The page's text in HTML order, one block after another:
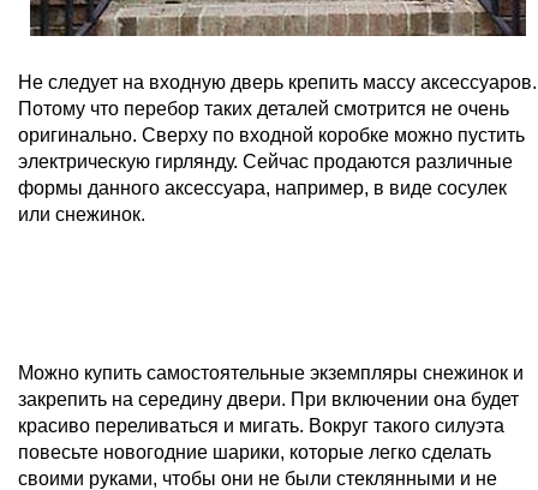
Не следует на входную дверь крепить массу аксессуаров.
Потому что перебор таких деталей смотрится не очень
оригинально. Сверху по входной коробке можно пустить
электрическую гирлянду. Сейчас продаются различные
формы данного аксессуара, например, в виде сосулек
или снежинок.
Можно купить самостоятельные экземпляры снежинок и
закрепить на середину двери. При включении она будет
красиво переливаться и мигать. Вокруг такого силуэта
повесьте новогодние шарики, которые легко сделать
своими руками, чтобы они не были стеклянными и не